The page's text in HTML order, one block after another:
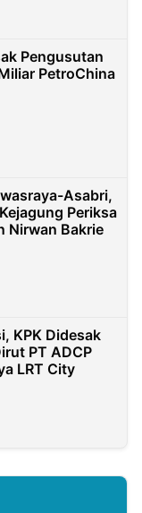
Pengusutan
PetroChina
Asabri,
Periksa
Nirwan Bakrie
KPK Didesak
PT ADCP
LRT City